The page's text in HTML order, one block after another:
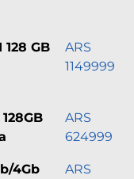
GB
ARS
1149999
ARS
624999
4Gb
ARS